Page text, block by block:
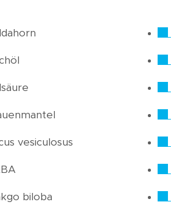
vesiculosus
biloba